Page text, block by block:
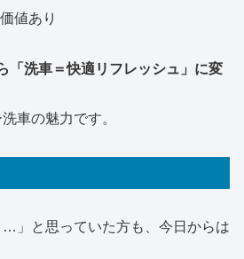
値あり
「洗車＝快適リフレッシュ」に変
車の魅力です。
…」と思っていた方も、今日からは